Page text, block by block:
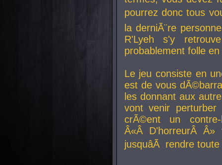
pourrez donc tous
la derniÃ¨re
R'Lyeh s'y
probablement folle
Le jeu consiste en
est de vous
les donnant aux
vont venir perturber
crÃ©ent un
Â«Â D'horreurÂ
jusquâÃ rendre